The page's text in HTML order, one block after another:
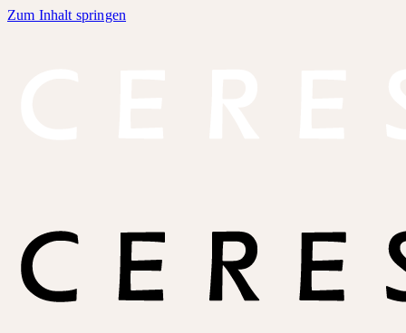
Zum Inhalt springen